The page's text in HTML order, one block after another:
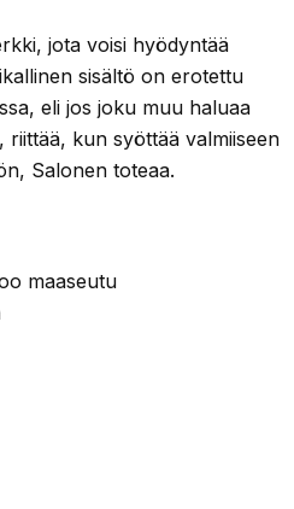
jota voisi hyödyntää
sisältö on erotettu
eli jos joku muu haluaa
riittää, kun syöttää valmiiseen
Salonen toteaa.
maaseutu